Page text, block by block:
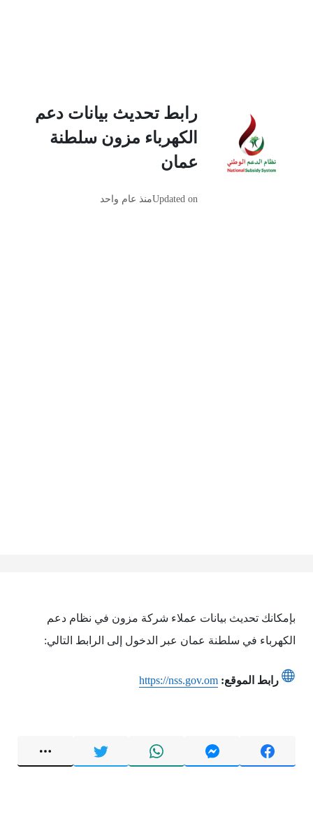
رابط تحديث بيانات دعم
الكهرباء مزون سلطنة
عمان
Updated onمنذ عام واحد
بإمكانك تحديث بيانات عملاء شركة مزون في نظام دعم
الكهرباء في سلطنة عمان عبر الدخول إلى الرابط التالي:
رابط الموقع: https://nss.gov.om